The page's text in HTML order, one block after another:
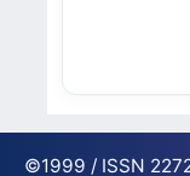
©1999 / ISSN